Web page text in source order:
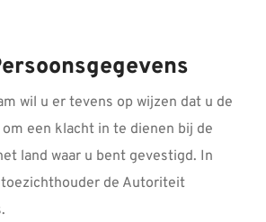
wil u er tevens op wijzen dat u de
een klacht in te dienen bij de
land waar u bent gevestigd. In
de Autoriteit